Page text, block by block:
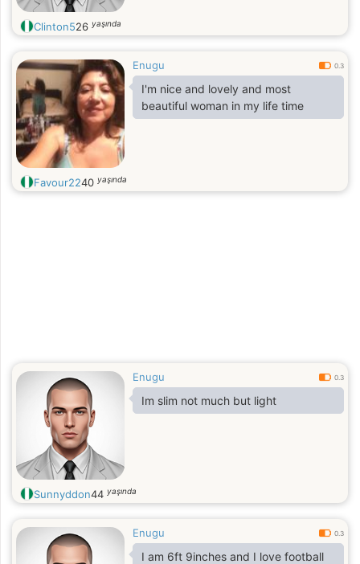
Clinton526 yaşında
Enugu 0.3
I'm nice and lovely and most
beautiful woman in my life time
Favour2240 yaşında
Enugu 0.3
Im slim not much but light
Sunnyddon44 yaşında
Enugu 0.3
I am 6ft 9inches and I love football